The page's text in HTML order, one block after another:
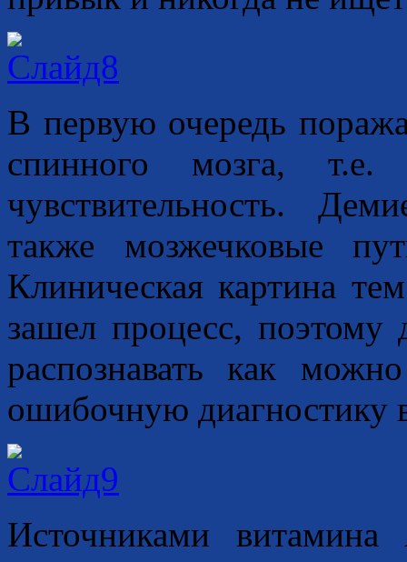
В первую очередь
спинного мозга, т.е.
чувствительность.
также мозжечковые
Клиническая картина
зашел процесс, поэтому
распознавать как
ошибочную диагностику
Источниками витамина